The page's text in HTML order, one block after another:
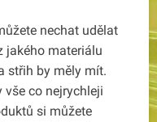
nechat udělat
jakého materiálu
střih by měly mít.
vše co nejrychleji
si můžete